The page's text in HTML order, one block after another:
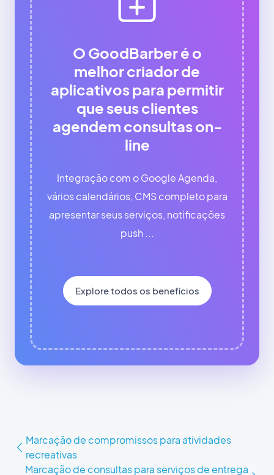
O GoodBarber é o
melhor criador de
aplicativos para permitir
que seus clientes
agendem consultas on-
line
Integração com o Google Agenda,
vários calendários, CMS completo para
apresentar seus serviços, notificações
push ...
Explore todos os benefícios
Marcação de compromissos para atividades
recreativas
Marcação de consultas para serviços de entrega